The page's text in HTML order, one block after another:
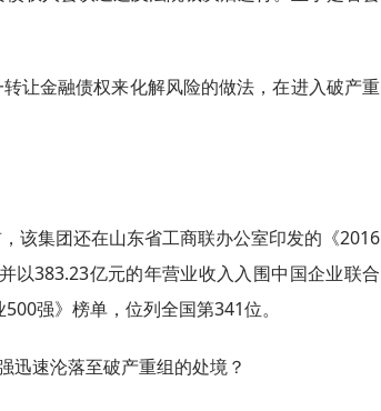
让金融债权来化解风险的做法，在进入破产重
该集团还在山东省工商联办公室印发的《2016
以383.23亿元的年营业收入入围中国企业联合
强》榜单，位列全国第341位。
迅速沦落至破产重组的处境？